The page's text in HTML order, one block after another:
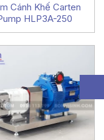
Cánh Khế Carten
HLP3A-250